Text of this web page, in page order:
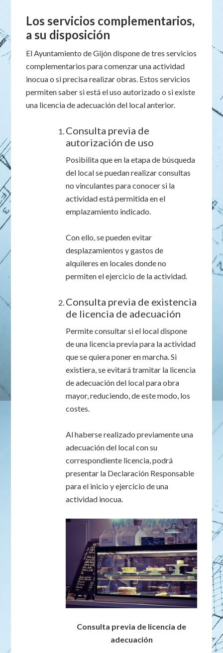
Los servicios complementarios,
a su disposición
El Ayuntamiento de Gijón dispone de tres servicios
complementarios para comenzar una actividad
inocua o si precisa realizar obras. Estos servicios
permiten saber si está el uso autorizado o si existe
una licencia de adecuación del local anterior.
Consulta previa de
autorización de uso
Posibilita que en la etapa de búsqueda
del local se puedan realizar consultas
no vinculantes para conocer si la
actividad está permitida en el
emplazamiento indicado.
Con ello, se pueden evitar
desplazamientos y gastos de
alquileres en locales donde no
permiten el ejercicio de la actividad.
Consulta previa de existencia
de licencia de adecuación
Permite consultar si el local dispone
de una licencia previa para la actividad
que se quiera poner en marcha. Si
existiera, se evitará tramitar la licencia
de adecuación del local para obra
mayor, reduciendo, de este modo, los
costes.
Al haberse realizado previamente una
adecuación del local con su
correspondiente licencia, podrá
presentar la Declaración Responsable
para el inicio y ejercicio de una
actividad inocua.
Consulta previa de licencia de
adecuación